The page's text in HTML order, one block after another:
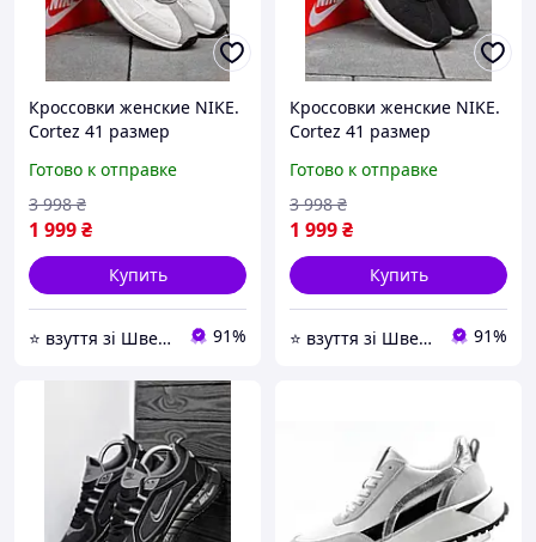
Кроссовки женские NIKE.
Cortez 41 размер
Готово к отправке
1 999₴
3 998 ₴
Купить
⭐️ взуття зі Швеції, миттєво 🚚💨 без передоплат 91%
Кроссовки женские NIKE.
Cortez 41 размер
Готово к отправке
1 999₴
3 998 ₴
Купить
⭐️ взуття зі Швеції, миттєво 🚚💨 без передоплат 91%